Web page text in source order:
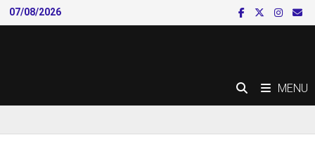
Skip
to
07/08/2026
MENU